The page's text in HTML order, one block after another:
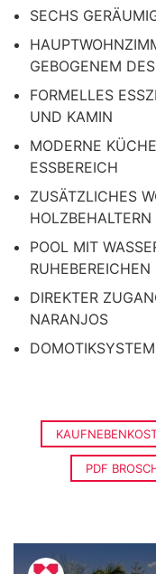
SECHS
GEBOGENEM
FORMELLES
UND KAMIN
MODERNE
ESSBEREICH
ZUSÄTZLICHES
HOLZBEHALTERN
POOL MIT
RUHEBEREICHEN
DIREKTER
NARANJOS
PDF